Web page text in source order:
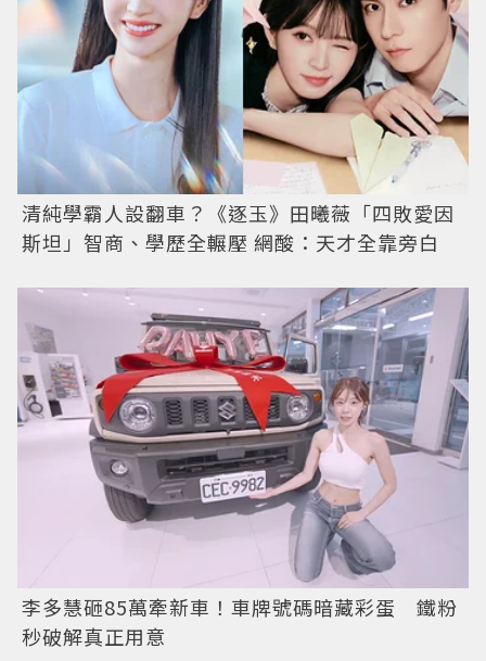
清純學霸人設翻車？《逐玉》田曦薇「四敗愛因
斯坦」智商、學歷全輾壓 網酸：天才全靠旁白
李多慧砸85萬牽新車！車牌號碼暗藏彩蛋 鐵粉
秒破解真正用意